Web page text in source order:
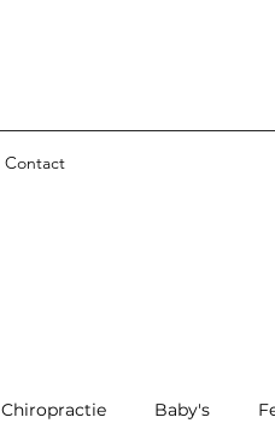
Contact
Chiropractie Baby's